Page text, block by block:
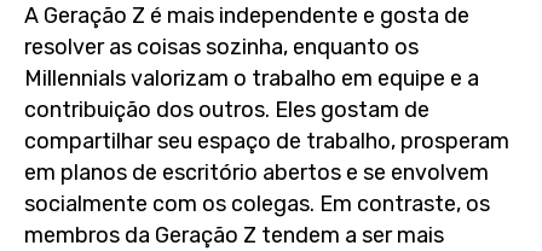
A Geração Z é mais independente e gosta de
resolver as coisas sozinha, enquanto os
Millennials valorizam o trabalho em equipe e a
contribuição dos outros. Eles gostam de
compartilhar seu espaço de trabalho, prosperam
em planos de escritório abertos e se envolvem
socialmente com os colegas. Em contraste, os
membros da Geração Z tendem a ser mais